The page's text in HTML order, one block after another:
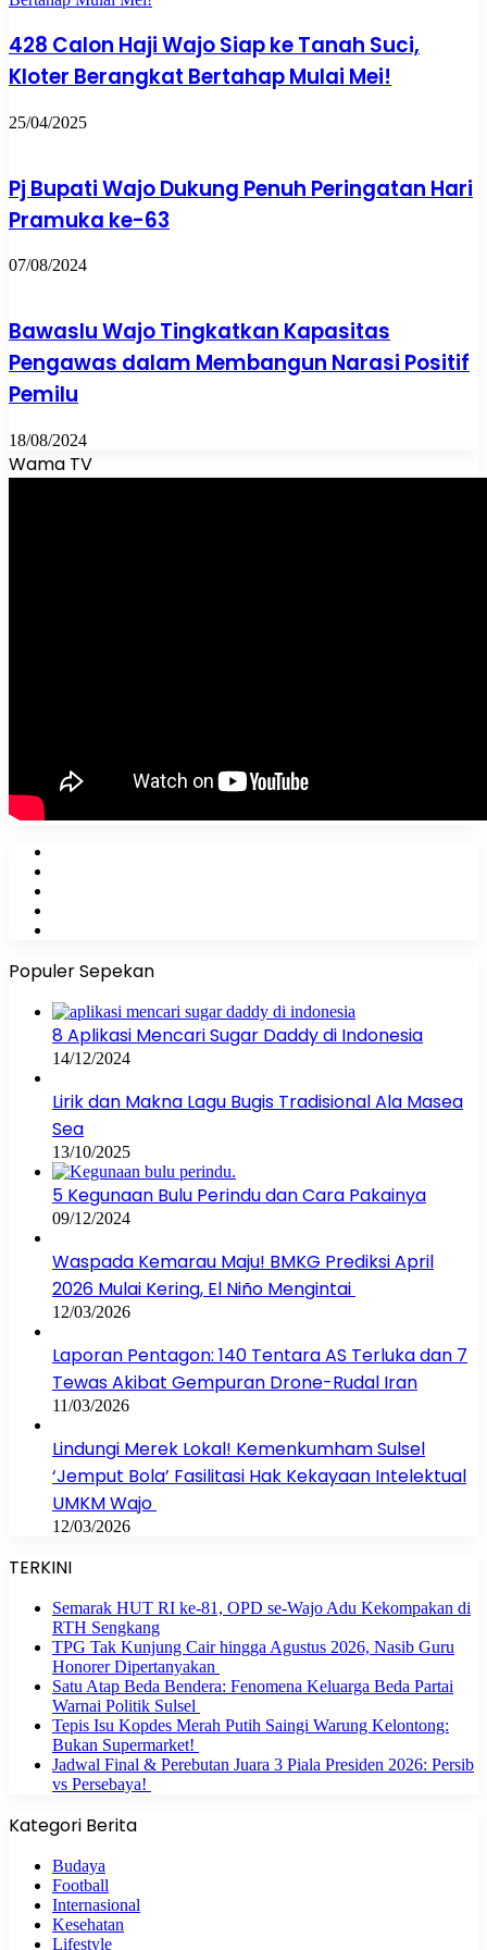
428 Calon Haji Wajo Siap ke Tanah Suci,
Kloter Berangkat Bertahap Mulai Mei!
25/04/2025
Pj Bupati Wajo Dukung Penuh Peringatan Hari
Pramuka ke-63
07/08/2024
Bawaslu Wajo Tingkatkan Kapasitas
Pengawas dalam Membangun Narasi Positif
Pemilu
18/08/2024
Wama TV
Populer Sepekan
8 Aplikasi Mencari Sugar Daddy di Indonesia
14/12/2024
Lirik dan Makna Lagu Bugis Tradisional Ala Masea
Sea
13/10/2025
5 Kegunaan Bulu Perindu dan Cara Pakainya
09/12/2024
Waspada Kemarau Maju! BMKG Prediksi April
2026 Mulai Kering, El Niño Mengintai
12/03/2026
Laporan Pentagon: 140 Tentara AS Terluka dan 7
Tewas Akibat Gempuran Drone-Rudal Iran
11/03/2026
Lindungi Merek Lokal! Kemenkumham Sulsel
‘Jemput Bola’ Fasilitasi Hak Kekayaan Intelektual
UMKM Wajo
12/03/2026
TERKINI
Semarak HUT RI ke-81, OPD se-Wajo Adu Kekompakan di
RTH Sengkang
TPG Tak Kunjung Cair hingga Agustus 2026, Nasib Guru
Honorer Dipertanyakan
Satu Atap Beda Bendera: Fenomena Keluarga Beda Partai
Warnai Politik Sulsel
Tepis Isu Kopdes Merah Putih Saingi Warung Kelontong:
Bukan Supermarket!
Jadwal Final & Perebutan Juara 3 Piala Presiden 2026: Persib
vs Persebaya!
Kategori Berita
Budaya
Football
Internasional
Kesehatan
Lifestyle